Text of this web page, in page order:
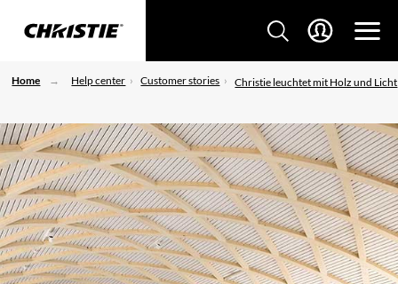
Home Help center Customer stories Christie leuchtet mit Holz und Licht